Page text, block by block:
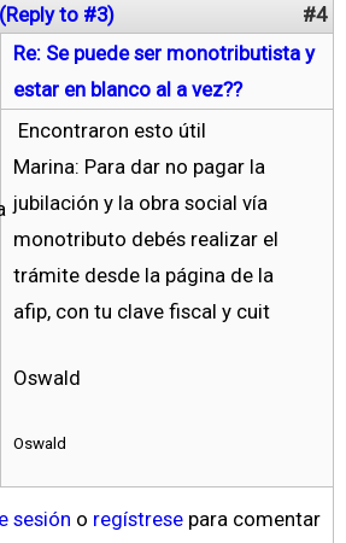
(Reply to #3) #4
Re: Se puede ser monotributista y
estar en blanco al a vez??
Encontraron esto útil
Marina: Para dar no pagar la
jubilación y la obra social vía
monotributo debés realizar el
trámite desde la página de la
afip, con tu clave fiscal y cuit
Oswald
Oswald
sesión o regístrese para comentar